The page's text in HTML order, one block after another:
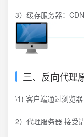
3）缓存服务器：
三、反向代理
\1) 客户端通过浏览
2）代理服务器 接受